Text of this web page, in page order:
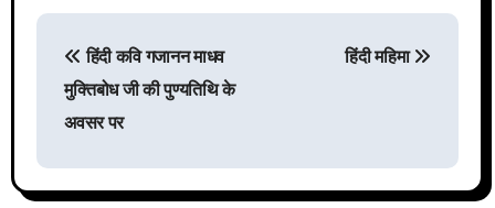
s
हिंदी कवि गजानन माधव
मुक्तिबोध जी की पुण्यतिथि के
अवसर पर
हिंदी महिमा